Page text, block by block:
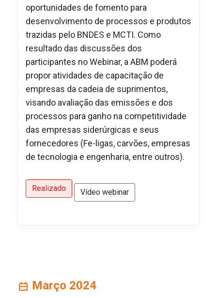
oportunidades de fomento para
desenvolvimento de processos e produtos
trazidas pelo BNDES e MCTI. Como
resultado das discussões dos
participantes no Webinar, a ABM poderá
propor atividades de capacitação de
empresas da cadeia de suprimentos,
visando avaliação das emissões e dos
processos para ganho na competitividade
das empresas siderúrgicas e seus
fornecedores (Fe-ligas, carvões, empresas
de tecnologia e engenharia, entre outros).
Realizado Vídeo webinar
Março 2024